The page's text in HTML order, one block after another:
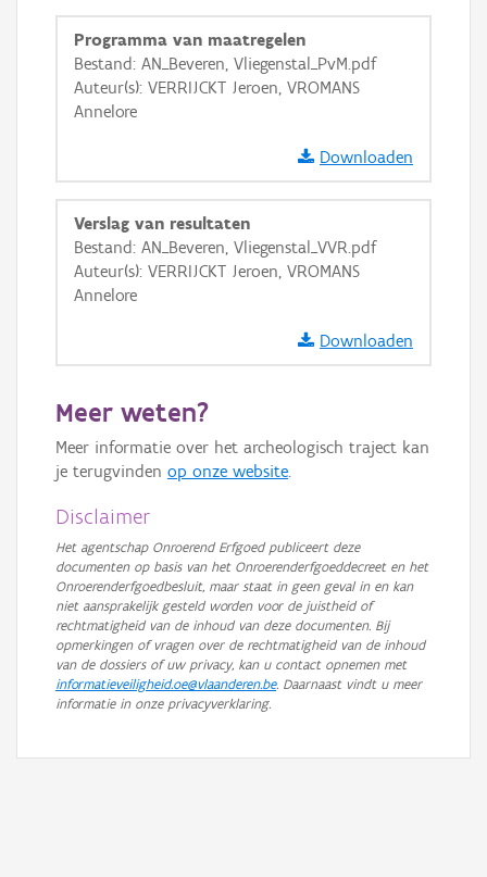
i
+ −
Basis Lagen
OSM-Basiskaart
GRB-Basiskaart
GRB-Basiskaart in grijswaarden
Programma van maatregelen
Bestand: AN_Beveren, Vliegenstal_PvM.pdf
Auteur(s): VERRIJCKT Jeroen, VROMANS
Annelore
Downloaden
Verslag van resultaten
Bestand: AN_Beveren, Vliegenstal_VVR.pdf
Auteur(s): VERRIJCKT Jeroen, VROMANS
Annelore
Downloaden
Meer weten?
Meer informatie over het archeologisch traject kan
je terugvinden op onze website.
Disclaimer
Het agentschap Onroerend Erfgoed publiceert deze
documenten op basis van het Onroerenderfgoeddecreet en het
Onroerenderfgoedbesluit, maar staat in geen geval in en kan
niet aansprakelijk gesteld worden voor de juistheid of
rechtmatigheid van de inhoud van deze documenten. Bij
opmerkingen of vragen over de rechtmatigheid van de inhoud
van de dossiers of uw privacy, kan u contact opnemen met
informatieveiligheid.oe@vlaanderen.be. Daarnaast vindt u meer
informatie in onze privacyverklaring.